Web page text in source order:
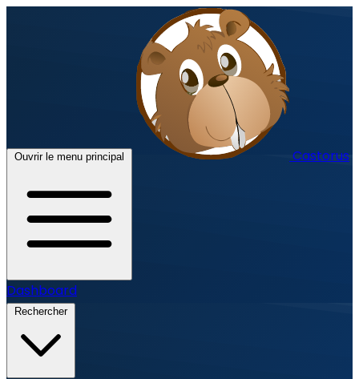
Ouvrir le menu principal Castorus
Dashboard
Rechercher